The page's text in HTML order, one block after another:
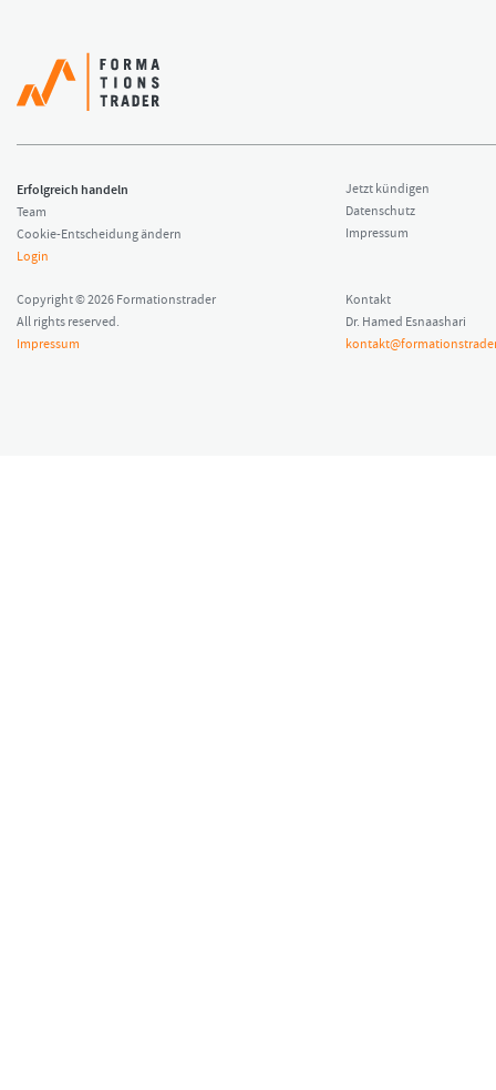
Erfolgreich handeln
Team
Cookie-Entscheidung ändern
Login
Jetzt kündigen
Datenschutz
Impressum
Copyright © 2026 Formationstrader
All rights reserved.
Impressum
Kontakt
Dr. Hamed Esnaashari